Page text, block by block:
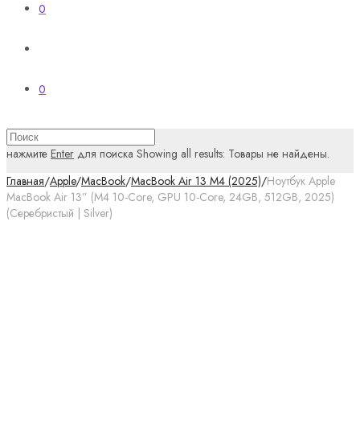
0
0
нажмите Enter для поиска Showing all results: Товары не найдены.
Главная/Apple/MacBook/MacBook Air 13 M4 (2025)/Ноутбук Apple
MacBook Air 13” (M4 10-Core, GPU 10-Core, 24GB, 512GB, 2025)
(Серебристый | Silver)